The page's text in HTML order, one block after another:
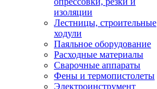
изоляции
Лестницы, строительные
ходули
Паяльное оборудование
Расходные материалы
Сварочные аппараты
Фены и термопистолеты
Электроинструмент